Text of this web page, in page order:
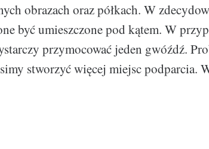
obrazach oraz półkach. W
być umieszczone pod kątem. W
przymocować jeden gwóźdź.
stworzyć więcej miejsc podparcia.